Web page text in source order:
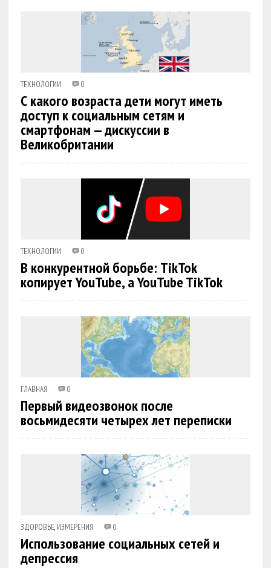
ТЕХНОЛОГИИ 0
С какого возраста дети могут иметь
доступ к социальным сетям и
смартфонам — дискуссии в
Великобритании
ТЕХНОЛОГИИ 0
В конкурентной борьбе: TikTok
копирует YouTube, а YouTube TikTok
ГЛАВНАЯ 0
Первый видеозвонок после
восьмидесяти четырех лет переписки
ЗДОРОВЬЕ, ИЗМЕРЕНИЯ 0
Использование социальных сетей и
депрессия